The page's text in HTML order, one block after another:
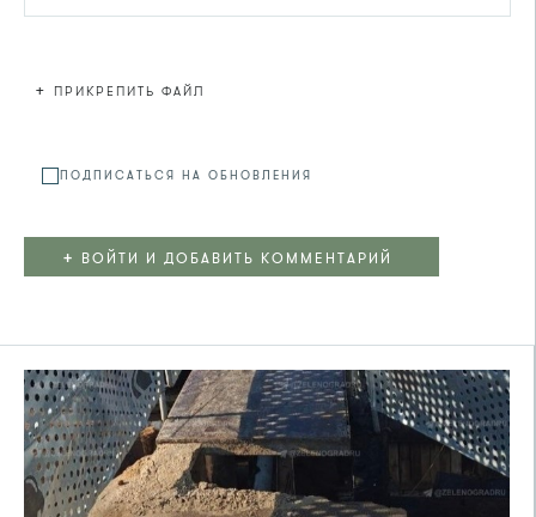
+ ПРИКРЕПИТЬ ФАЙЛ
ПОДПИСАТЬСЯ НА ОБНОВЛЕНИЯ
+ ВОЙТИ И ДОБАВИТЬ КОММЕНТАРИЙ